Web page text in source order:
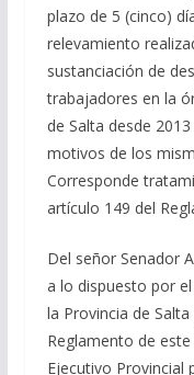
plazo de 5 (cinco)
relevamiento
sustanciación de
trabajadores en la
de Salta desde
motivos de los
Corresponde
artículo 149 del
Del señor Senador
a lo dispuesto por
la Provincia de Salta
Reglamento de este
Ejecutivo Provincial